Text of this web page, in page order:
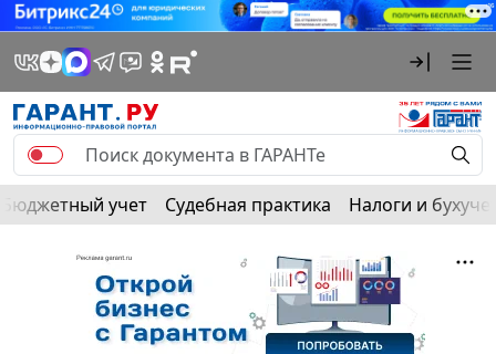
Бюджетный учет Судебная практика Налоги и